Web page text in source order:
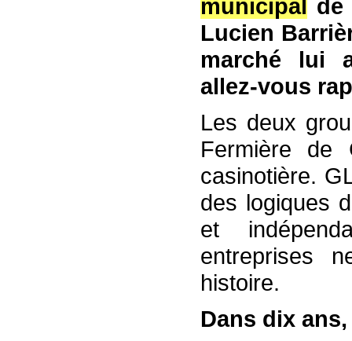
municipal
de
Lucien
marché lui
allez-vous
Les deux
Fermière de
casinotière.
des logiques
et
entreprises
histoire.
Dans dix